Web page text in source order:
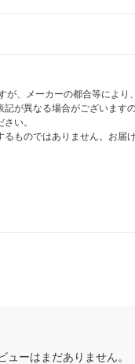
、メーカーの都合等によ
が異なる場合がございま
い。
ものではありません。お
ューはまだありません。